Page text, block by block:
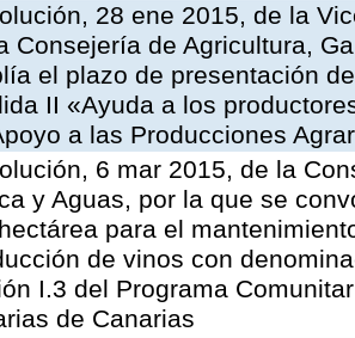
28 ene 2015, de la
Consejería de Agricultura,
el plazo de presentación
II «Ayuda a los
a las Producciones
6 mar 2015, de la
y Aguas, por la que se
para el
de vinos con
I.3 del Programa
de Canarias